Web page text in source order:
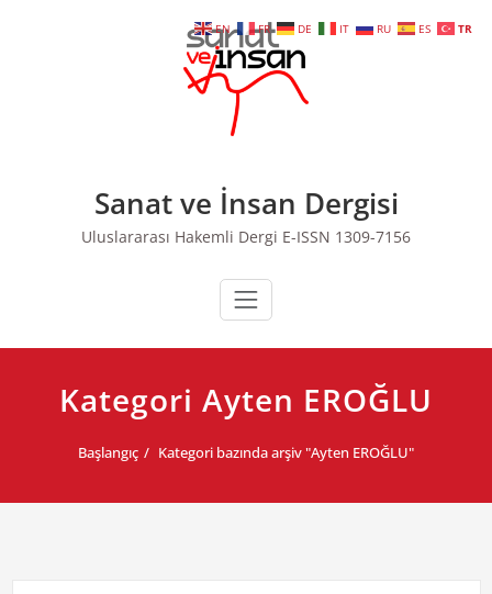
Sanat ve İnsan Dergisi
Uluslararası Hakemli Dergi E-ISSN 1309-7156
Kategori Ayten EROĞLU
Başlangıç Kategori bazında arşiv "Ayten EROĞLU"
EN FR DE IT RU ES TR